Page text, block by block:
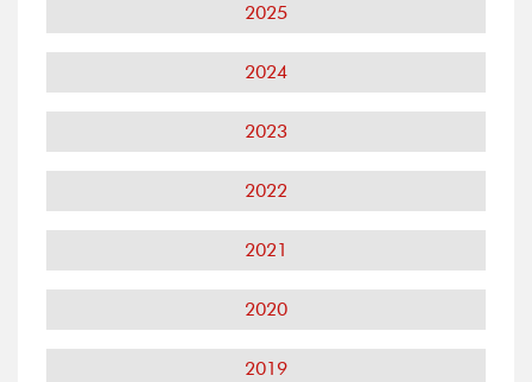
2025
2024
2023
2022
2021
2020
2019